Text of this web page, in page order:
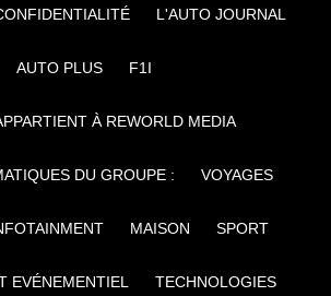
L'AUTO JOURNAL
AUTO PLUS F1I
À REWORLD MEDIA
DU GROUPE : VOYAGES
MAISON SPORT
EVÉNEMENTIEL TECHNOLOGIES